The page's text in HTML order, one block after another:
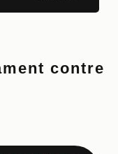
contre